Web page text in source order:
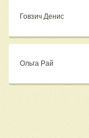
Говзич Денис
Ольга Рай